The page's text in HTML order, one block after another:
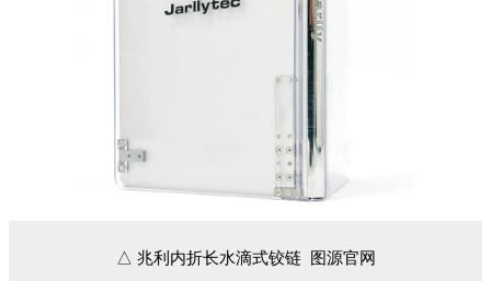
△ 兆利内折长水滴式铰链 图源官网